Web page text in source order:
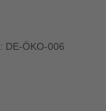
: DE-ÖKO-006